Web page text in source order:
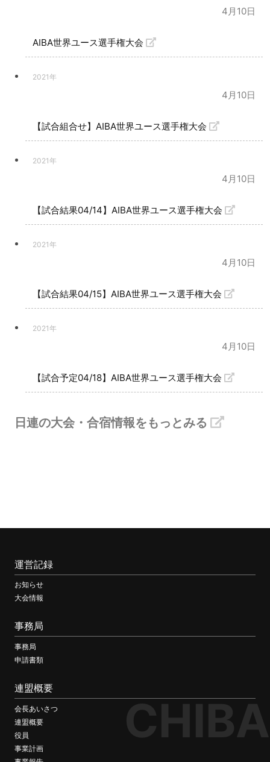
4月10日
AIBA世界ユース選手権大会
2021年
4月10日
【試合組合せ】AIBA世界ユース選手権大会
2021年
4月10日
【試合結果04/14】AIBA世界ユース選手権大会
2021年
4月10日
【試合結果04/15】AIBA世界ユース選手権大会
2021年
4月10日
【試合予定04/18】AIBA世界ユース選手権大会
日連の大会・合宿情報をもっとみる
CHIBA
運営記録
お知らせ
大会情報
事務局
事務局
申請書類
連盟概要
会長あいさつ
連盟概要
役員
事業計画